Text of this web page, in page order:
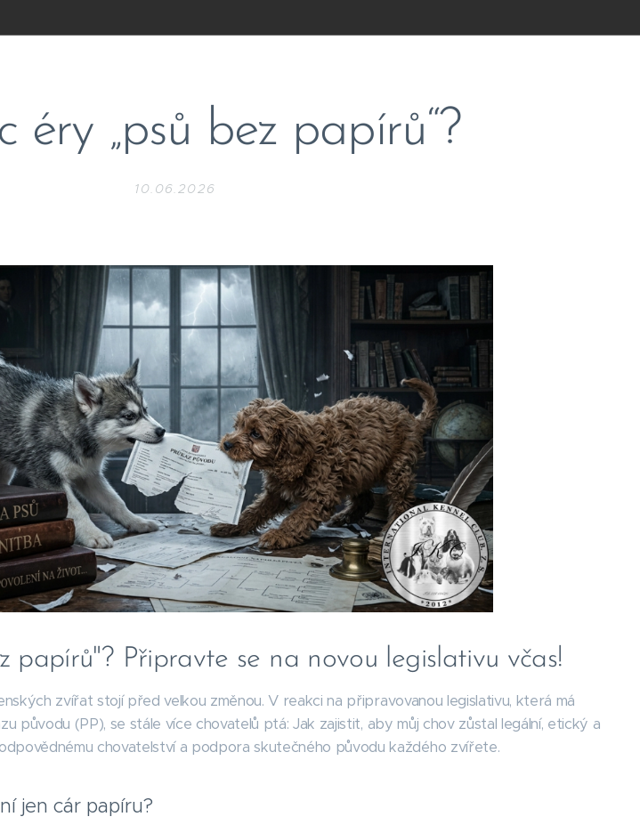
éry „psů bez papírů“?
10.06.2026
papírů"? Připravte se na novou legislativu včas!
zvířat stojí před velkou změnou. V reakci na připravovanou legislativu, která má
původu (PP), se stále více chovatelů ptá: Jak zajistit, aby můj chov zůstal legální, etický a
chovatelství a podpora skutečného původu každého zvířete.
jen cár papíru?